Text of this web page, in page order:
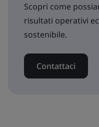
Scopri come
risultati operativi
sostenibile.
Contattaci